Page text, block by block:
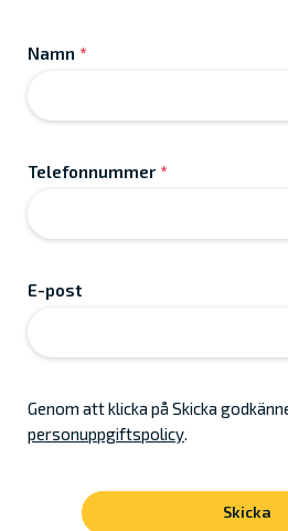
Namn *
Telefonnummer *
E-post
Genom att klicka på Skicka
personuppgiftspolicy.